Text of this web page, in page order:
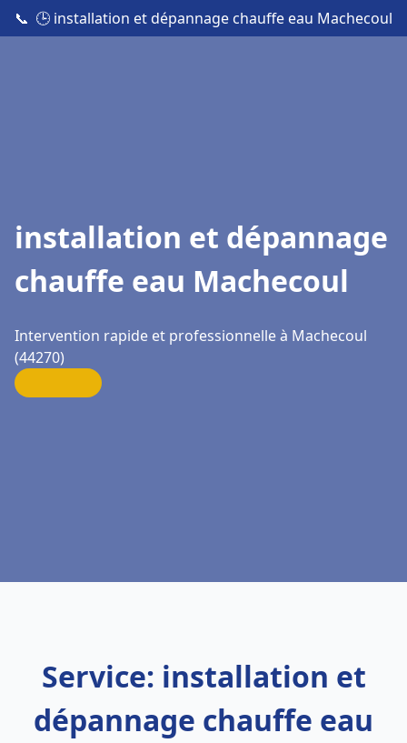
📞 🕒 installation et dépannage chauffe eau Machecoul
installation et dépannage
chauffe eau Machecoul
Intervention rapide et professionnelle à Machecoul
(44270)
Service: installation et
dépannage chauffe eau